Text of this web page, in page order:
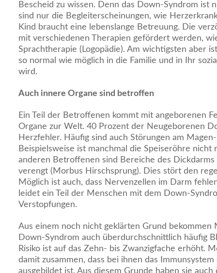
Bescheid zu wissen. Denn das Down-Syndrom ist
sind nur die Begleiterscheinungen, wie
Kind braucht eine lebenslange Betreuung. Die
mit verschiedenen Therapien gefördert werden,
Sprachtherapie (Logopädie). Am wichtigsten aber
so normal wie möglich in die Familie und in Ihr
wird.
Auch innere Organe sind betroffen
Ein Teil der Betroffenen kommt mit angeborenen
Organe zur Welt. 40 Prozent der Neugeborenen
Herzfehler. Häufig sind auch Störungen am
Beispielsweise ist manchmal die Speiseröhre nicht
anderen Betroffenen sind Bereiche des
verengt (Morbus Hirschsprung). Dies stört den
Möglich ist auch, dass Nervenzellen im Darm
leidet ein Teil der Menschen mit dem Down-
Verstopfungen.
Aus einem noch nicht geklärten Grund bekommen
Down-Syndrom auch überdurchschnittlich häufig
Risiko ist auf das Zehn- bis Zwanzigfache erhöht.
damit zusammen, dass bei ihnen das
ausgebildet ist. Aus diesem Grunde haben sie